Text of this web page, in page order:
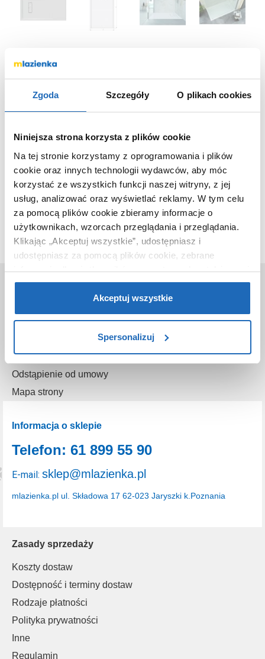
Zgoda Szczegóły O plikach cookies
Niniejsza strona korzysta z plików cookie
Na tej stronie korzystamy z oprogramowania i plików
cookie oraz innych technologii wydawców, aby móc
korzystać ze wszystkich funkcji naszej witryny, z jej
usług, analizować oraz wyświetlać reklamy. W tym celu
za pomocą plików cookie zbieramy informacje o
użytkownikach, wzorcach przeglądania i przeglądania.
Klikając „Akceptuj wszystkie”, udostępniasz i
udostępniasz za pomocą plików cookie, zebrane
informacje dla użytkowników zewnętrznych, a także nasi
partnerzy reklamowi.Jeśli chcesz, włącz „Tylko
wymagane pliki cookie”.Pamiętaj jednak, że
zablokowane niektóre pliki cookie mogą mieć wpływ na
Aby uzyskać więcej informacji na temat plików plików
cookie, kliknij „Ustawienia plików cookie”.
uzyskać więcej informacji na temat plików cookie i tego,
plikach cookie”.
Akceptuj wszystkie
Spersonalizuj
Brodzik prostokątny 120x100 cm biały
Ten produkt nie jest już dostępny w naszej ofercie.
O nas
O sklepie
Reklamacje
Odstąpienie od umowy
Mapa strony
Zasady sprzedaży
Koszty dostaw
Dostępność i terminy dostaw
Rodzaje płatności
Polityka prywatności
Inne
Regulamin
Informacja o sklepie
mlazienka.pl ul. Składowa 17 62-023 Jaryszki k.Poznania
Telefon: 61 899 55 90
E-mail: sklep@mlazienka.pl